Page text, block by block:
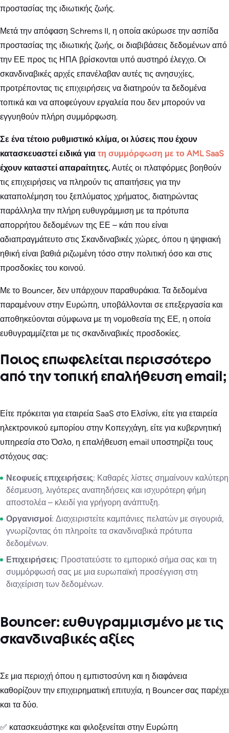
προστασίας της ιδιωτικής ζωής.
Μετά την απόφαση Schrems II, η οποία ακύρωσε την ασπίδα
προστασίας της ιδιωτικής ζωής, οι διαβιβάσεις δεδομένων από
την ΕΕ προς τις ΗΠΑ βρίσκονται υπό αυστηρό έλεγχο. Οι
σκανδιναβικές αρχές επανέλαβαν αυτές τις ανησυχίες,
προτρέποντας τις επιχειρήσεις να διατηρούν τα δεδομένα
τοπικά και να αποφεύγουν εργαλεία που δεν μπορούν να
εγγυηθούν πλήρη συμμόρφωση.
Σε ένα τέτοιο ρυθμιστικό κλίμα, οι λύσεις που έχουν
κατασκευαστεί ειδικά για τη συμμόρφωση με το AML SaaS
έχουν καταστεί απαραίτητες. Αυτές οι πλατφόρμες βοηθούν
τις επιχειρήσεις να πληρούν τις απαιτήσεις για την
καταπολέμηση του ξεπλύματος χρήματος, διατηρώντας
παράλληλα την πλήρη ευθυγράμμιση με τα πρότυπα
απορρήτου δεδομένων της ΕΕ – κάτι που είναι
αδιαπραγμάτευτο στις Σκανδιναβικές χώρες, όπου η ψηφιακή
ηθική είναι βαθιά ριζωμένη τόσο στην πολιτική όσο και στις
προσδοκίες του κοινού.
Με το Bouncer, δεν υπάρχουν παραθυράκια. Τα δεδομένα
παραμένουν στην Ευρώπη, υποβάλλονται σε επεξεργασία και
αποθηκεύονται σύμφωνα με τη νομοθεσία της ΕΕ, η οποία
ευθυγραμμίζεται με τις σκανδιναβικές προσδοκίες.
Ποιος επωφελείται περισσότερο
από την τοπική επαλήθευση email;
Είτε πρόκειται για εταιρεία SaaS στο Ελσίνκι, είτε για εταιρεία
ηλεκτρονικού εμπορίου στην Κοπεγχάγη, είτε για κυβερνητική
υπηρεσία στο Όσλο, η επαλήθευση email υποστηρίζει τους
στόχους σας:
Νεοφυείς επιχειρήσεις: Καθαρές λίστες σημαίνουν καλύτερη
δέσμευση, λιγότερες αναπηδήσεις και ισχυρότερη φήμη
αποστολέα – κλειδί για γρήγορη ανάπτυξη.
Οργανισμοί: Διαχειριστείτε καμπάνιες πελατών με σιγουριά,
γνωρίζοντας ότι πληροίτε τα σκανδιναβικά πρότυπα
δεδομένων.
Επιχειρήσεις: Προστατεύστε το εμπορικό σήμα σας και τη
συμμόρφωσή σας με μια ευρωπαϊκή προσέγγιση στη
διαχείριση των δεδομένων.
Bouncer: ευθυγραμμισμένο με τις
σκανδιναβικές αξίες
Σε μια περιοχή όπου η εμπιστοσύνη και η διαφάνεια
καθορίζουν την επιχειρηματική επιτυχία, η Bouncer σας παρέχει
και τα δύο.
✅ κατασκευάστηκε και φιλοξενείται στην Ευρώπη